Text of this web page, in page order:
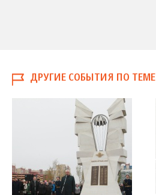
ДРУГИЕ СОБЫТИЯ ПО ТЕМЕ